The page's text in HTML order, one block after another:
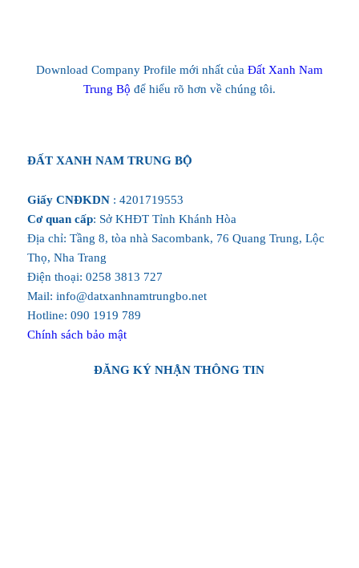
Download Company Profile mới nhất của Đất Xanh Nam
Trung Bộ để hiểu rõ hơn về chúng tôi.
ĐẤT XANH NAM TRUNG BỘ
Giấy CNĐKDN: 4201719553
Cơ quan cấp: Sở KHĐT Tỉnh Khánh Hòa
Địa chỉ: Tầng 8, tòa nhà Sacombank, 76 Quang Trung, Lộc
Thọ, Nha Trang
Điện thoại: 0258 3813 727
Mail: info@datxanhnamtrungbo.net
Hotline: 090 1919 789
Chính sách bảo mật
ĐĂNG KÝ NHẬN THÔNG TIN